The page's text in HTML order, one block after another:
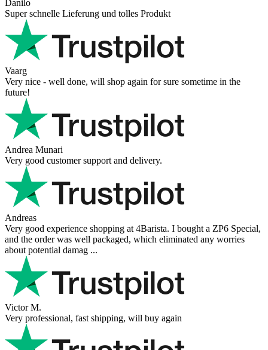
Danilo
Super schnelle Lieferung und tolles Produkt
Vaarg
Very nice - well done, will shop again for sure sometime in the
future!
Andrea Munari
Very good customer support and delivery.
Andreas
Very good experience shopping at 4Barista. I bought a ZP6 Special,
and the order was well packaged, which eliminated any worries
about potential damag ...
Victor M.
Very professional, fast shipping, will buy again